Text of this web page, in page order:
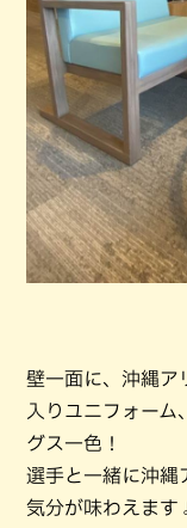
壁一面に、沖縄ア
入りユニフォーム
グス一色！
選手と一緒に沖縄
気分が味わえます